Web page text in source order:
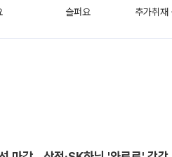
슬퍼요 추가취재